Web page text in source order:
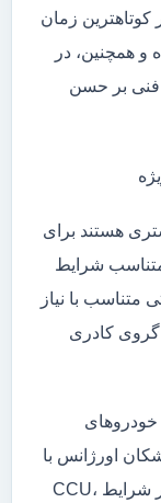
زمان
و همچنین، در
فنی بر حسن
هستند برای
متناسب شرایط
متناسب با نیاز
گروی کادری
خودروهای
اورژانس با
تجربه و دانش روز، امکان انتقال بیماران در شرایط CCU،